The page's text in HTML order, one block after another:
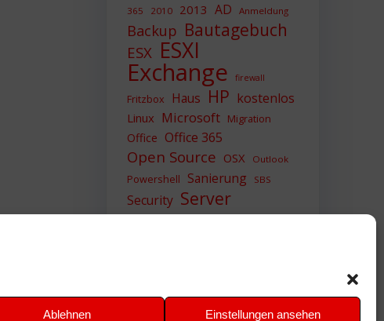
Ablehnen Einstellungen ansehen
365 2010 2013 AD Anmeldung
Backup Bautagebuch
ESX ESXI
Exchange firewall
Fritzbox Haus HP kostenlos
Linux Microsoft Migration
Office Office 365
Open Source OSX Outlook
Powershell Sanierung SBS
Security Server
Sicherheit SIEM
VMWare VPN WAZUH